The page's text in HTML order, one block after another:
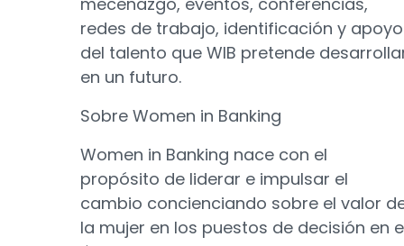
redes de trabajo, identificación y apoyo
del talento que WIB pretende
en un futuro.
Sobre Women in Banking
Women in Banking nace con el
propósito de liderar e impulsar el
cambio concienciando sobre el valor
la mujer en los puestos de decisión en